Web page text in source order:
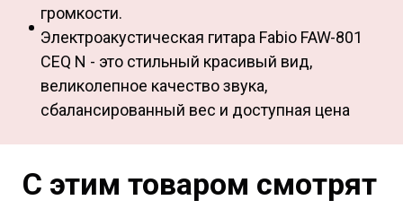
громкости.
Электроакустическая гитара Fabio FAW-801
CEQ N - это стильный красивый вид,
великолепное качество звука,
сбалансированный вес и доступная цена
С этим товаром смотрят